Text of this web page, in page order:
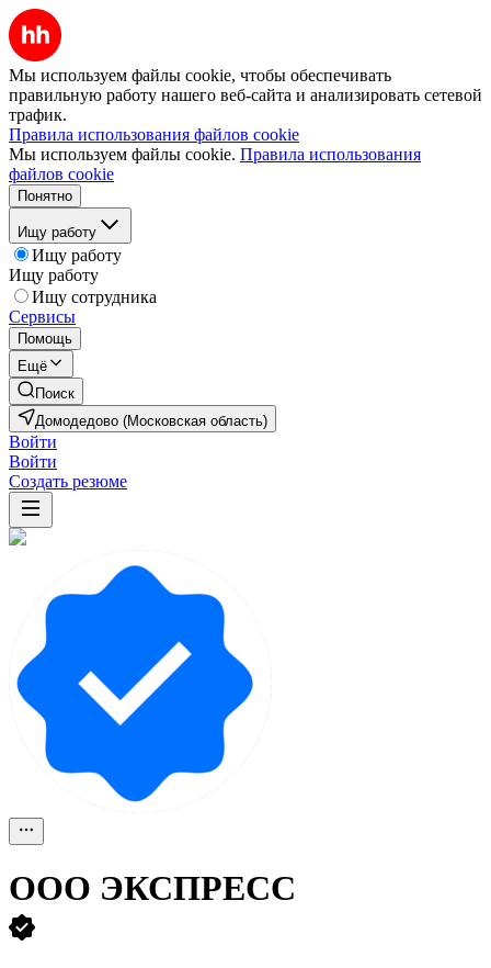
Мы используем файлы cookie, чтобы обеспечивать
правильную работу нашего веб-сайта и анализировать сетевой
трафик.
Правила использования файлов cookie
Мы используем файлы cookie. Правила использования
файлов cookie
Понятно
Ищу работу
Ищу работу
Ищу работу
Ищу сотрудника
Сервисы
Помощь
Ещё
Поиск
Домодедово (Московская область)
Войти
Войти
Создать резюме
ООО ЭКСПРЕСС